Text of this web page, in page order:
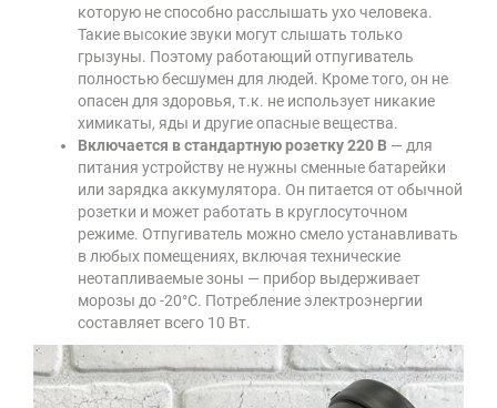
которую не способно расслышать ухо человека.
Такие высокие звуки могут слышать только
грызуны. Поэтому работающий отпугиватель
полностью бесшумен для людей. Кроме того, он не
опасен для здоровья, т.к. не использует никакие
химикаты, яды и другие опасные вещества.
Включается в стандартную розетку 220 В — для
питания устройству не нужны сменные батарейки
или зарядка аккумулятора. Он питается от обычной
розетки и может работать в круглосуточном
режиме. Отпугиватель можно смело устанавливать
в любых помещениях, включая технические
неотапливаемые зоны — прибор выдерживает
морозы до -20°С. Потребление электроэнергии
составляет всего 10 Вт.